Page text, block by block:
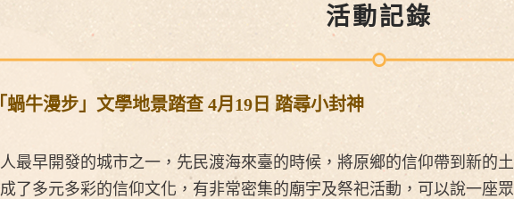
活動記錄
蝸牛漫步」文學地景踏查 4月19日 踏尋小封神
最早開發的城市之一，先民渡海來臺的時候，將原鄉的信仰帶到新的土
了多元多彩的信仰文化，有非常密集的廟宇及祭祀活動，可以說一座眾